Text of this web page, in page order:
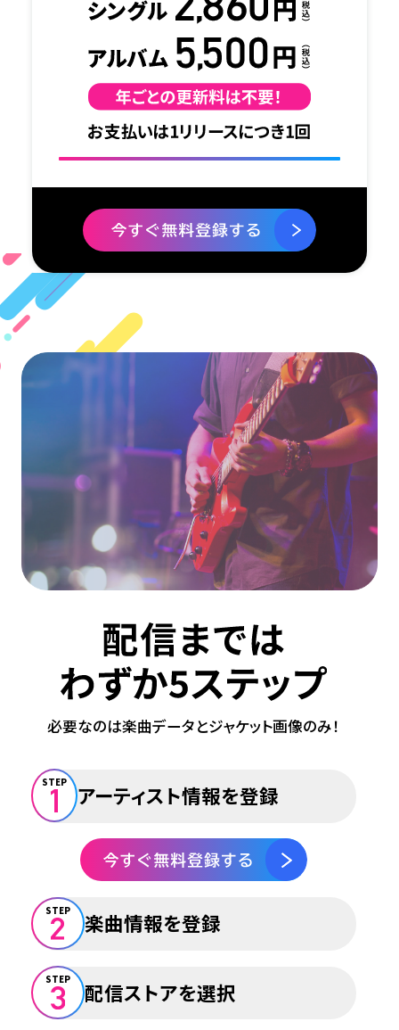
必要なのは楽曲データとジャケット画像のみ！
STEP アーティスト情報を登録
STEP 楽曲情報を登録
STEP 配信ストアを選択